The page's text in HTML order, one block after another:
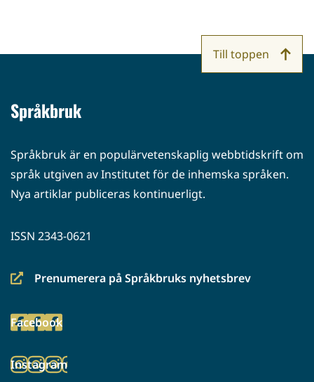
Språkbruk
Språkbruk är en populärvetenskaplig webbtidskrift om
språk utgiven av Institutet för de inhemska språken.
Nya artiklar publiceras kontinuerligt.
ISSN 2343-0621
Prenumerera på Språkbruks nyhetsbrev
(siirryt
palveluun)
Facebook
(siirryt
palveluun)
Instagram
(siirryt
Till toppen